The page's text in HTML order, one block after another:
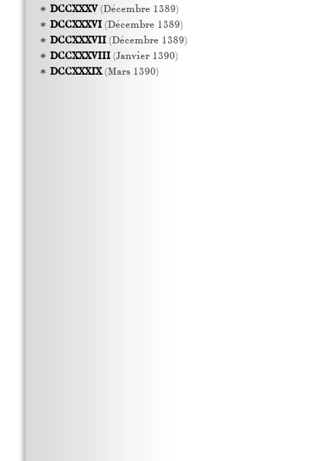
DCCXXXV(Décembre 1389)
DCCXXXVI(Décembre 1389)
DCCXXXVII(Décembre 1389)
DCCXXXVIII(Janvier 1390)
DCCXXXIX(Mars 1390)